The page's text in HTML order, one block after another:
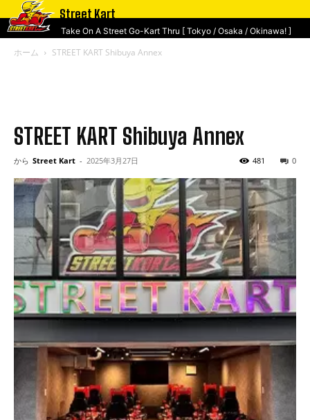
Street Kart
Take On A Street Go-Kart Thru [ Tokyo / Osaka / Okinawa! ]
ホーム STREET KART Shibuya Annex
STREET KART Shibuya Annex
から Street Kart - 2025年3月27日 0
481